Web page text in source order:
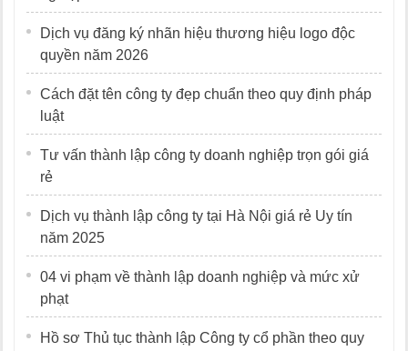
Dịch vụ đăng ký nhãn hiệu thương hiệu logo độc
quyền năm 2026
Cách đặt tên công ty đẹp chuẩn theo quy định pháp
luật
Tư vấn thành lập công ty doanh nghiệp trọn gói giá
rẻ
Dịch vụ thành lập công ty tại Hà Nội giá rẻ Uy tín
năm 2025
04 vi phạm về thành lập doanh nghiệp và mức xử
phạt
Hồ sơ Thủ tục thành lập Công ty cổ phần theo quy